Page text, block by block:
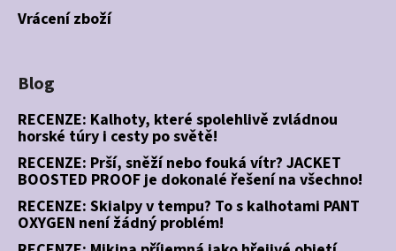
Vrácení zboží
Blog
RECENZE: Kalhoty, které spolehlivě zvládnou
horské túry i cesty po světě!
RECENZE: Prší, sněží nebo fouká vítr? JACKET
BOOSTED PROOF je dokonalé řešení na všechno!
RECENZE: Skialpy v tempu? To s kalhotami PANT
OXYGEN není žádný problém!